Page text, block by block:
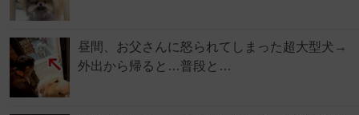
昼間、お父さんに怒られてしまった超大型犬→
外出から帰ると…普段と…